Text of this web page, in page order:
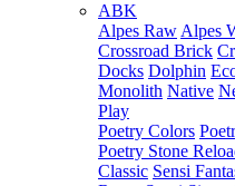
ABK
Alpes Raw Alpes
Crossroad Brick
Docks Dolphin
Monolith Native
Play
Poetry Colors
Poetry Stone
Classic Sensi